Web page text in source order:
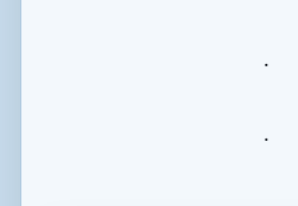
.
.